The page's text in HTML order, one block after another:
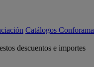
Catálogos Conforama
descuentos e importes